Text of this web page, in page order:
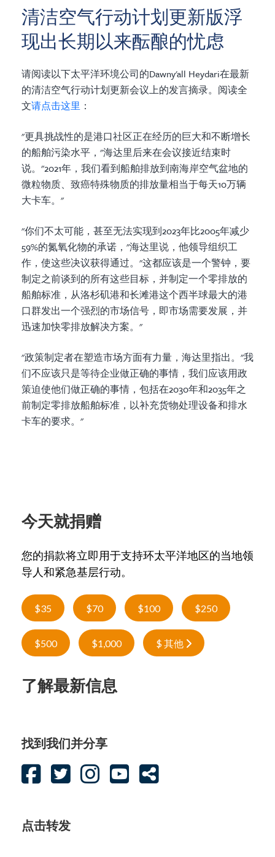
清洁空气行动计划更新版浮
现出长期以来酝酿的忧虑
请阅读以下太平洋环境公司的Dawny'all Heydari在最新
的清洁空气行动计划更新会议上的发言摘录。阅读全
文请点击这里 ：
"更具挑战性的是港口社区正在经历的巨大和不断增长
的船舶污染水平，"海达里后来在会议接近结束时
说。"2021年，我们看到船舶排放到南海岸空气盆地的
微粒物质、致癌特殊物质的排放量相当于每天10万辆
大卡车。"
"你们不太可能，甚至无法实现到2023年比2005年减少
59%的氮氧化物的承诺，"海达里说，他领导组织工
作，使这些决议获得通过。"这都应该是一个警钟，要
制定之前谈到的所有这些目标，并制定一个零排放的
船舶标准，从洛杉矶港和长滩港这个西半球最大的港
口群发出一个强烈的市场信号，即市场需要发展，并
迅速加快零排放解决方案。"
"政策制定者在塑造市场方面有力量，海达里指出。"我
们不应该只是等待企业做正确的事情，我们应该用政
策迫使他们做正确的事情，包括在2030年和2035年之
前制定零排放船舶标准，以补充货物处理设备和排水
卡车的要求。"
今天就捐赠
您的捐款将立即用于支持环太平洋地区的当地领
导人和紧急基层行动。
$35 $70 $100 $250
$500 $1,000 $ 其他
了解最新信息
找到我们并分享
点击转发